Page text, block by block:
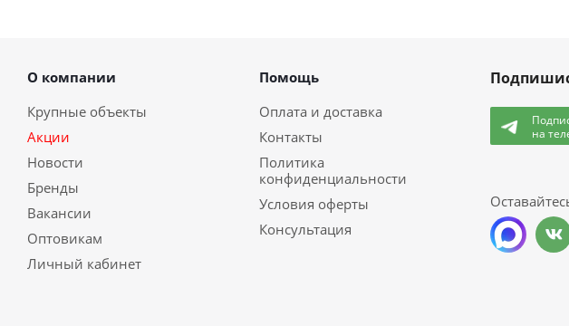
О компании
Крупные объекты
Акции
Новости
Бренды
Вакансии
Оптовикам
Личный кабинет
Помощь
Оплата и доставка
Контакты
Политика
конфиденциальности
Условия оферты
Консультация
на